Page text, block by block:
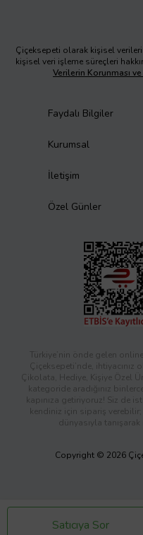
Satıcıya Sor
Çiçeksepeti olarak kişisel
kişisel veri işleme süreçleri
Verilerin Korunması
Faydalı Bilgiler
Kurumsal
İletişim
Özel Günler
Türkiye’nin önde gelen
Çiçeksepeti’nde,
Çikolata, Hediye, Kişiye Özel
kategoride aradığınız
kapınıza getiriyoruz! Siz de
kendiniz için sipariş
dünyasıyla
Copyright © 2026